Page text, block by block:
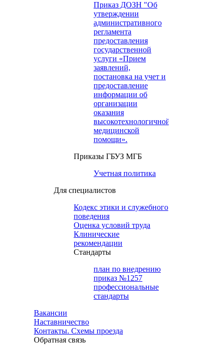
Приказ ДОЗН "Об
утверждении
административного
регламента
предоставления
государственной
услуги «Прием
заявлений,
постановка на учет и
предоставление
информации об
организации
оказания
высокотехнологичной
медицинской
помощи».
Приказы ГБУЗ МГБ
Учетная политика
Для специалистов
Кодекс этики и служебного
поведения
Оценка условий труда
Клинические
рекомендации
Cтандарты
план по внедрению
приказ №1257
профессиональные
стандарты
Вакансии
Наставничество
Контакты. Схемы проезда
Обратная связь